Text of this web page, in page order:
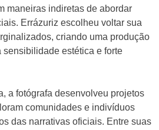
maneiras indiretas de abordar
Errázuriz escolheu voltar sua
criando uma produção
estética e forte
a fotógrafa desenvolveu projetos
comunidades e indivíduos
das narrativas oficiais. Entre suas